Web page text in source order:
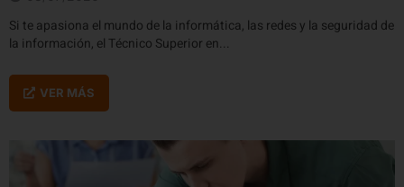
Si te apasiona el mundo de la informática, las redes y la seguridad de
la información, el Técnico Superior en...
VER MÁS